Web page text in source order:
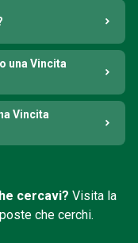
una Vincita
Vincita
cercavi? Visita la
che cerchi.